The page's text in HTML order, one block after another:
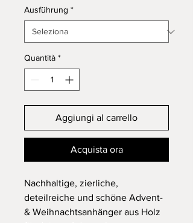
Ausführung *
Quantità *
Aggiungi al carrello
Acquista ora
Nachhaltige, zierliche,
deteilreiche und schöne Advent-
& Weihnachtsanhänger aus Holz